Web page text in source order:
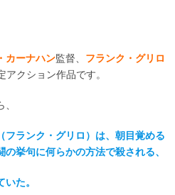
カーナハン監督、 フランク・グリロ
アクション作品です。
フランク・グリロ）は、朝目覚める
挙句に何らかの方法で殺される、
た。